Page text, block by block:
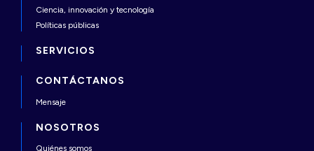
Ciencia, innovación y tecnología
Políticas públicas
SERVICIOS
CONTÁCTANOS
Mensaje
NOSOTROS
Quiénes somos